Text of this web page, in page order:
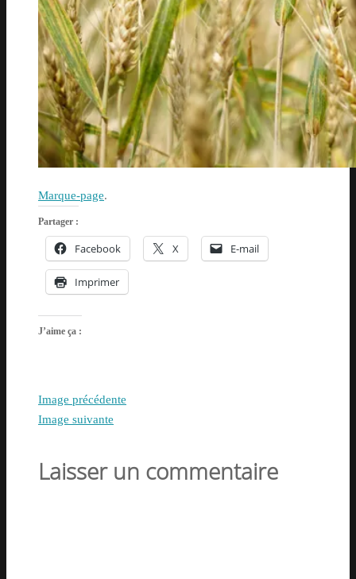
Marque-page.
Partager :
Facebook X E-mail
Imprimer
J’aime ça :
Image précédente
Image suivante
Laisser un commentaire